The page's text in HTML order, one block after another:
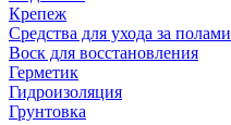
Крепеж
Средства для ухода за полами
Воск для восстановления
Герметик
Гидроизоляция
Грунтовка